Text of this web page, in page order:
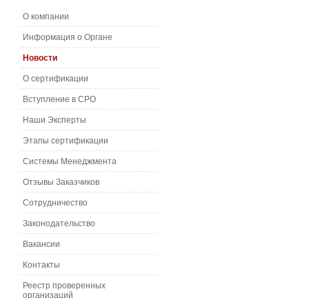
О компании
Информация о Органе
Новости
О сертификации
Вступление в СРО
Наши Эксперты
Этапы сертификации
Системы Менеджмента
Отзывы Заказчиков
Сотрудничество
Законодательство
Вакансии
Контакты
Реестр проверенных
организаций